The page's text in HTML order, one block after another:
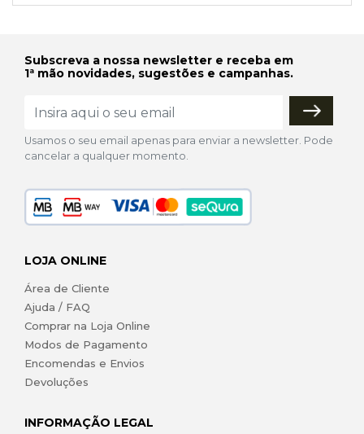
Subscreva a nossa newsletter e receba em
1ª mão novidades, sugestões e campanhas.
Usamos o seu email apenas para enviar a newsletter. Pode
cancelar a qualquer momento.
LOJA ONLINE
Área de Cliente
Ajuda / FAQ
Comprar na Loja Online
Modos de Pagamento
Encomendas e Envios
Devoluções
INFORMAÇÃO LEGAL